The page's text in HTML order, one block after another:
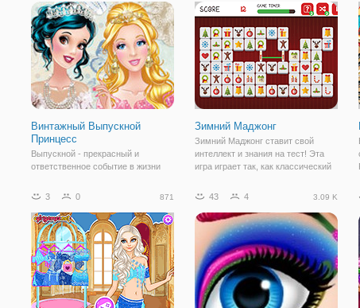
восточных принцесс" они решили
отправиться на гламурную
вечеринку и конечно,
Винтажный Выпускной
Принцесс
Выпускной - прекрасный и
ответственное событие в жизни
рассказывать своим близким, и
лишь приятные воспоминания.
Особенно важен этот день для
девочек. Для
Зимний Маджонг
Зимний Маджонг ставит свой
интеллект и знания на тест! Эта
игра играет так, как классический
получил цифровой макияж! Если
уровне, вы можете попросить
совет или
3 0 871 43 4 3.09 K